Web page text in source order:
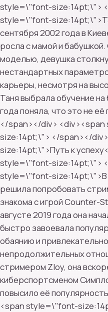
style=\"font-size:14pt;\">
style=\"font-
сентября 2002 года в
росла с мамой и
моделью, девушка
нестандартных
карьеры, несмотря на
Таня выбрала обучение
года поняла, что это не её
</span></div>
size:14pt;\"> </span></
size:14pt;\">Путь к
style=\"font-size:14pt;\">
style=\"font-size:14pt;\">В
решила попробовать
знакома с игрой Counter-
августе 2019 года она
быстро завоевала
обаянию и
непродолжительных
стримером Zloy, она
киберспортсменом
повысило её
<span style=\"font-